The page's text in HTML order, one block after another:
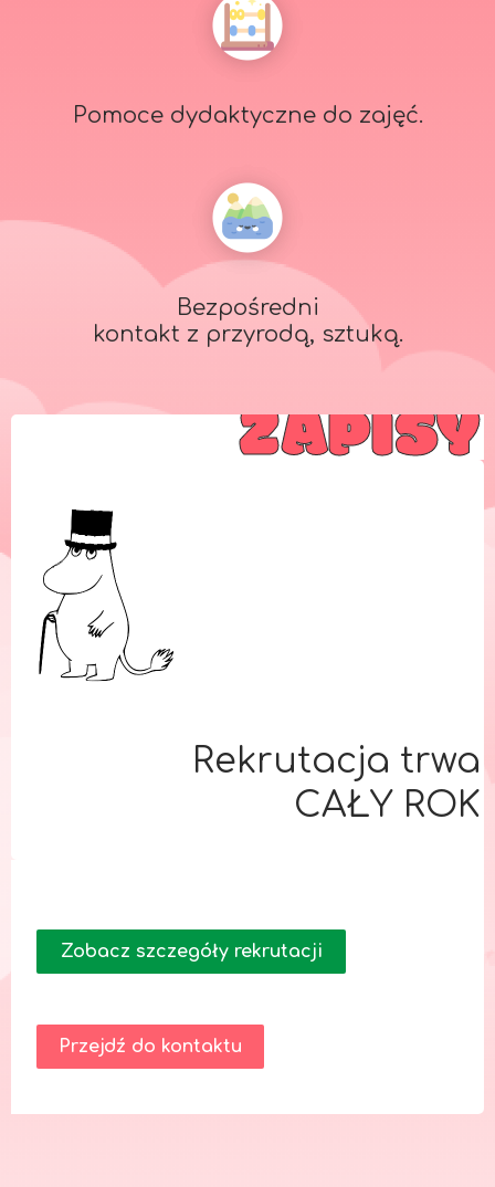
Pomoce dydaktyczne do zajęć.
Bezpośredni
kontakt z przyrodą, sztuką.
ZAPISY
Rekrutacja trwa
CAŁY ROK
Zobacz szczegóły rekrutacji
Przejdź do kontaktu